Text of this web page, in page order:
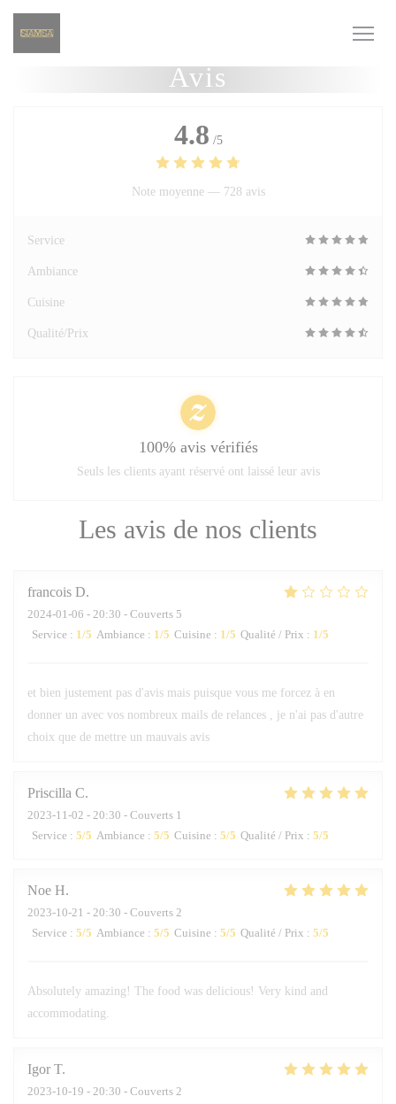
Personnalisation de vos choix en matière de cookies
Avis
Les avis de nos clients
francois D
2024-01-06 - 20:30 - Couverts 5
Service : 1/5 Ambiance : 1/5 Cuisine : 1/5 Qualité / Prix : 1/5
et bien justement pas d'avis mais puisque vous me forcez à en
donner un avec vos nombreux mails de relances , je n'ai pas d'autre
choix que de mettre un mauvais avis
Priscilla C
2023-11-02 - 20:30 - Couverts 1
Service : 5/5 Ambiance : 5/5 Cuisine : 5/5 Qualité / Prix : 5/5
Noe H
2023-10-21 - 20:30 - Couverts 2
Service : 5/5 Ambiance : 5/5 Cuisine : 5/5 Qualité / Prix : 5/5
Absolutely amazing! The food was delicious! Very kind and
accommodating.
Igor T
2023-10-19 - 20:30 - Couverts 2
4.8 /5
Note moyenne — 728 avis
Service
Ambiance
Cuisine
Qualité/Prix
100% avis vérifiés
Seuls les clients ayant réservé ont laissé leur avis